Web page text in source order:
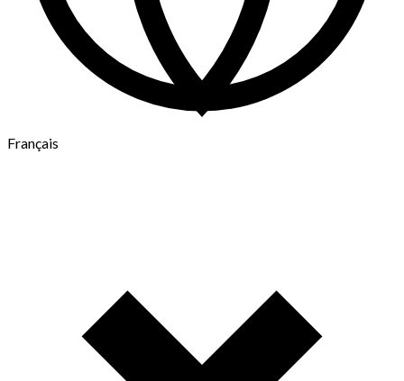
Français